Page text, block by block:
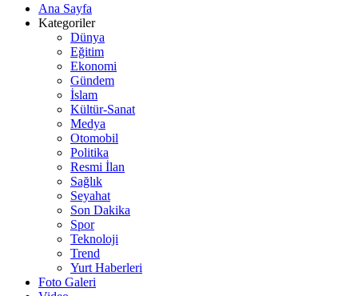
Ana Sayfa
Kategoriler
Dünya
Eğitim
Ekonomi
Gündem
İslam
Kültür-Sanat
Medya
Otomobil
Politika
Resmi İlan
Sağlık
Seyahat
Son Dakika
Spor
Teknoloji
Trend
Yurt Haberleri
Foto Galeri